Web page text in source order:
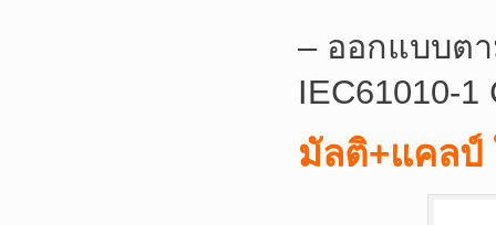
– ออกแบบต
IEC61010-1
มัลติ+แคลป์